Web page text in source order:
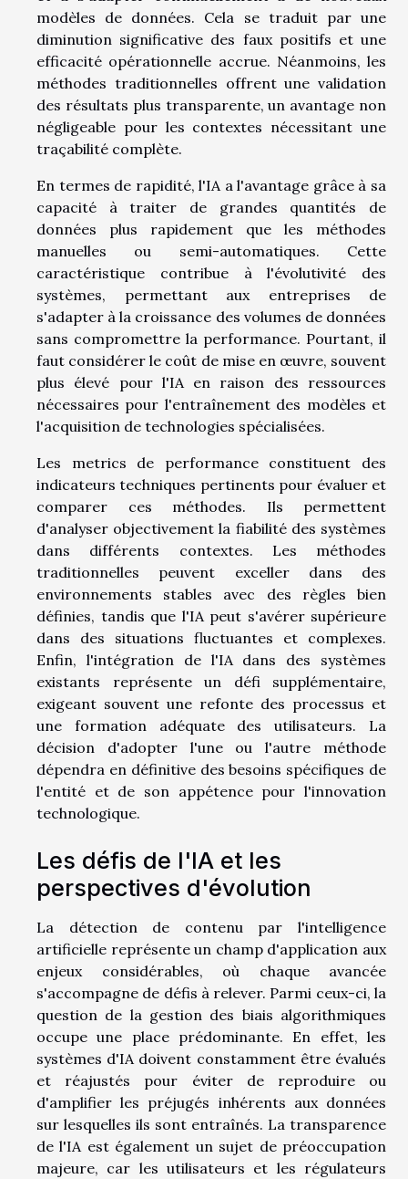
modèles de données. Cela se traduit par une
diminution significative des faux positifs et une
efficacité opérationnelle accrue. Néanmoins, les
méthodes traditionnelles offrent une validation
des résultats plus transparente, un avantage non
négligeable pour les contextes nécessitant une
traçabilité complète.
En termes de rapidité, l'IA a l'avantage grâce à sa
capacité à traiter de grandes quantités de
données plus rapidement que les méthodes
manuelles ou semi-automatiques. Cette
caractéristique contribue à l'évolutivité des
systèmes, permettant aux entreprises de
s'adapter à la croissance des volumes de données
sans compromettre la performance. Pourtant, il
faut considérer le coût de mise en œuvre, souvent
plus élevé pour l'IA en raison des ressources
nécessaires pour l'entraînement des modèles et
l'acquisition de technologies spécialisées.
Les metrics de performance constituent des
indicateurs techniques pertinents pour évaluer et
comparer ces méthodes. Ils permettent
d'analyser objectivement la fiabilité des systèmes
dans différents contextes. Les méthodes
traditionnelles peuvent exceller dans des
environnements stables avec des règles bien
définies, tandis que l'IA peut s'avérer supérieure
dans des situations fluctuantes et complexes.
Enfin, l'intégration de l'IA dans des systèmes
existants représente un défi supplémentaire,
exigeant souvent une refonte des processus et
une formation adéquate des utilisateurs. La
décision d'adopter l'une ou l'autre méthode
dépendra en définitive des besoins spécifiques de
l'entité et de son appétence pour l'innovation
technologique.
Les défis de l'IA et les
perspectives d'évolution
La détection de contenu par l'intelligence
artificielle représente un champ d'application aux
enjeux considérables, où chaque avancée
s'accompagne de défis à relever. Parmi ceux-ci, la
question de la gestion des biais algorithmiques
occupe une place prédominante. En effet, les
systèmes d'IA doivent constamment être évalués
et réajustés pour éviter de reproduire ou
d'amplifier les préjugés inhérents aux données
sur lesquelles ils sont entraînés. La transparence
de l'IA est également un sujet de préoccupation
majeure, car les utilisateurs et les régulateurs